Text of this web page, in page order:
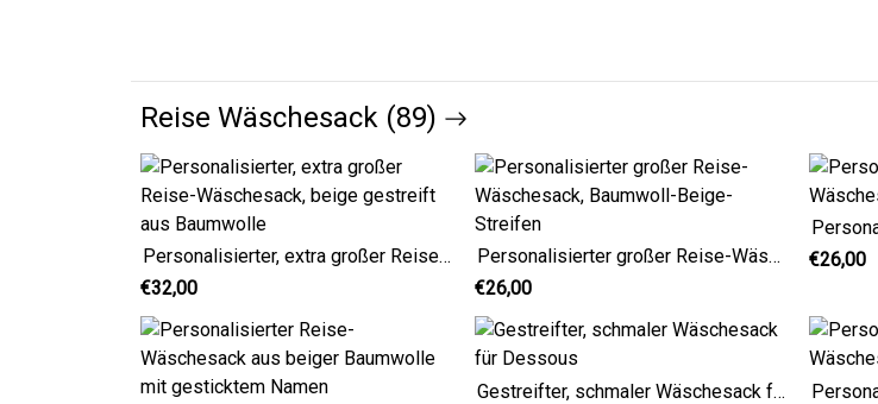
Reise Wäschesack (89)
Personalisierter, extra großer Reise-Wäschesack, beige gestreift aus Baumwolle
€32,00
Personalisierter großer Reise-Wäschesack, Baumwoll-Beige-Streifen
€26,00
€26,00
Gestreifter, schmaler Wäschesack für Dessous